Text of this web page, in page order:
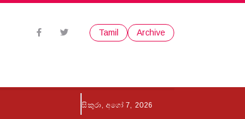
Tamil Archive
සිකුරා, අගෝ 7, 2026